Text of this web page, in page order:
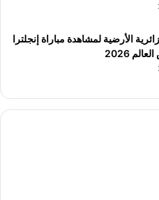
الأرضية لمشاهدة مباراة إنجلترا
2026